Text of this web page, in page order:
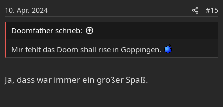
o
n
e
n
10. Apr. 2024 #15
Doomfather schrieb:
Mir fehlt das Doom shall rise in Göppingen.
Ja, dass war immer ein großer Spaß.